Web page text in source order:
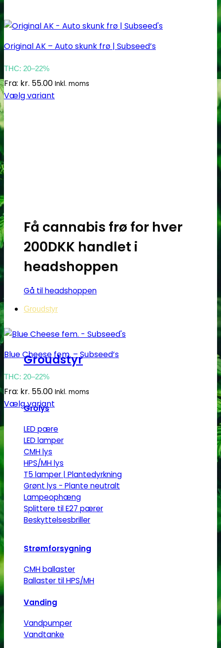
Få cannabis frø for hver
200DKK handlet i
headshoppen
Gå til headshoppen
Groudstyr
Groudstyr
Grolys
LED pære
LED lamper
CMH lys
HPS/MH lys
T5 lamper | Plantedyrkning
Grønt lys - Plante neutralt
Lampeophæng
Splittere til E27 pærer
Beskyttelsesbriller
Strømforsygning
CMH ballaster
Ballaster til HPS/MH
Vanding
Vandpumper
Vandtanke
Original AK – Auto skunk frø | Subseed’s
THC: 20–22%
Fra: kr. 55.00 Inkl. moms
Vælg variant
Dette
vare
har
varianter.
Mulighederne
vælges
på
varesiden
Blue Cheese fem. – Subseed’s
THC: 20–22%
Fra: kr. 55.00 Inkl. moms
Vælg variant
Dette
vare
varianter.
Mulighederne
vælges
varesiden